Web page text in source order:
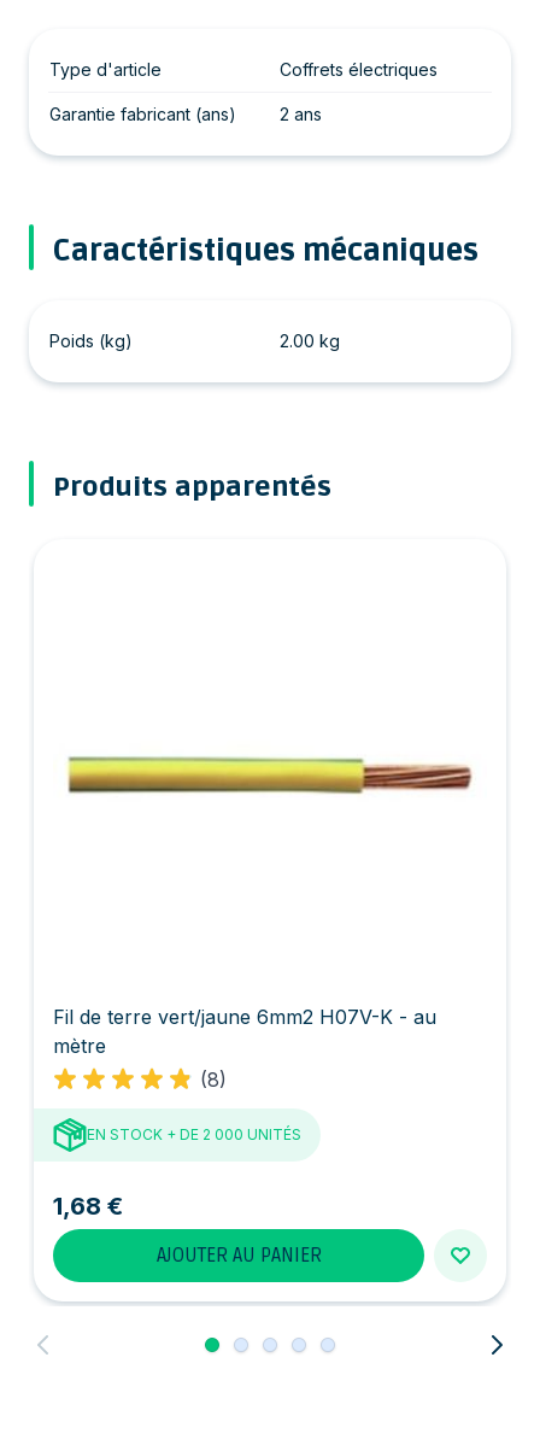
Type d'article Coffrets électriques
Garantie fabricant (ans) 2 ans
Caractéristiques mécaniques
Poids (kg) 2.00 kg
Produits apparentés
Fil de terre vert/jaune 6mm2 H07V-K - au
mètre
(8)
EN STOCK + DE 2 000 UNITÉS
1,68 €
AJOUTER AU PANIER